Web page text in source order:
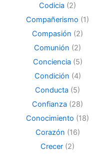
Codicia (2)
Compañerismo (1)
Compasión (2)
Comunión (2)
Conciencia (5)
Condición (4)
Conducta (5)
Confianza (28)
Conocimiento (18)
Corazón (16)
Crecer (2)